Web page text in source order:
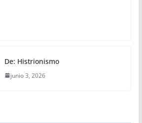
De: Histrionismo
junio 3, 2026